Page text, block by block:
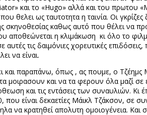
» και το «Hugo» αλλά και του πρωτου
θελει ως ταυτοτητα η ταινία. Οι
σκηνοθεσίας καθως αυτό που θέλει να
αποθεώνεται η κλιμάκωση κι όλο το
τις δαιμόνιες χορευτικές επιδόσεις,
να είναι.
και παραπάνω, όπως , ας πουμε, ο
μοιρασουν και να τα φερουν όλα μαζί
και τις εντάσεις των συναυλιών. Κι
είναι δεκαετίες Μάικλ Τζάκσον, σε
να κρατηθεί απολυτη ομοιογένεια.